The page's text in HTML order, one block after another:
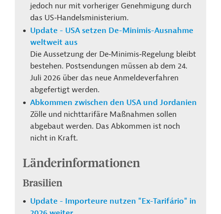
jedoch nur mit vorheriger Genehmigung durch
das US‑Handelsministerium.
Update - USA setzen De-Minimis-Ausnahme
weltweit aus
Die Aussetzung der De‑Minimis‑Regelung bleibt
bestehen. Postsendungen müssen ab dem 24.
Juli 2026 über das neue Anmeldeverfahren
abgefertigt werden.
Abkommen zwischen den USA und Jordanien
Zölle und nichttarifäre Maßnahmen sollen
abgebaut werden. Das Abkommen ist noch
nicht in Kraft.
Länderinformationen
Brasilien
Update - Importeure nutzen "Ex-Tarifário" in